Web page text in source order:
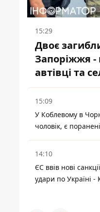
15:29
Двоє
Запоріжжя
автівці та
15:09
У Коблевому в
чоловік, є поранені
14:10
ЄС ввів нові
удари по Україні -